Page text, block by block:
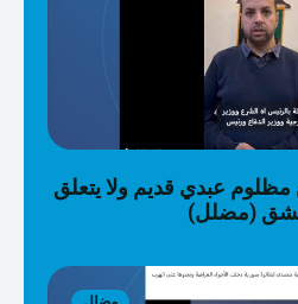
مظلوم عبدي قديم ولا يتعلق
دمشق (مضلل)